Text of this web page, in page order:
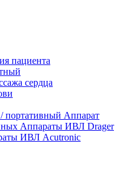
пациента
сердца
портативный Аппарат
Аппараты ИВЛ Drager
ИВЛ Acutronic